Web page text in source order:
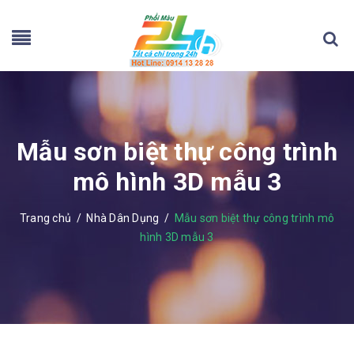
Mẫu sơn biệt thự công trình
mô hình 3D mẫu 3
Trang chủ / Nhà Dân Dụng / Mẫu sơn biệt thự công trình mô
hình 3D mẫu 3